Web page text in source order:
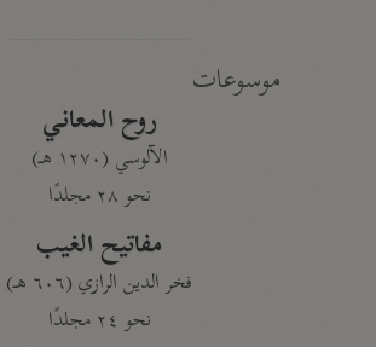
موسوعات
روح المعاني
الآلوسي (١٢٧٠ هـ)
نحو ٢٨ مجلدًا
مفاتيح الغيب
فخر الدين الرازي (٦٠٦ هـ)
نحو ٢٤ مجلدًا